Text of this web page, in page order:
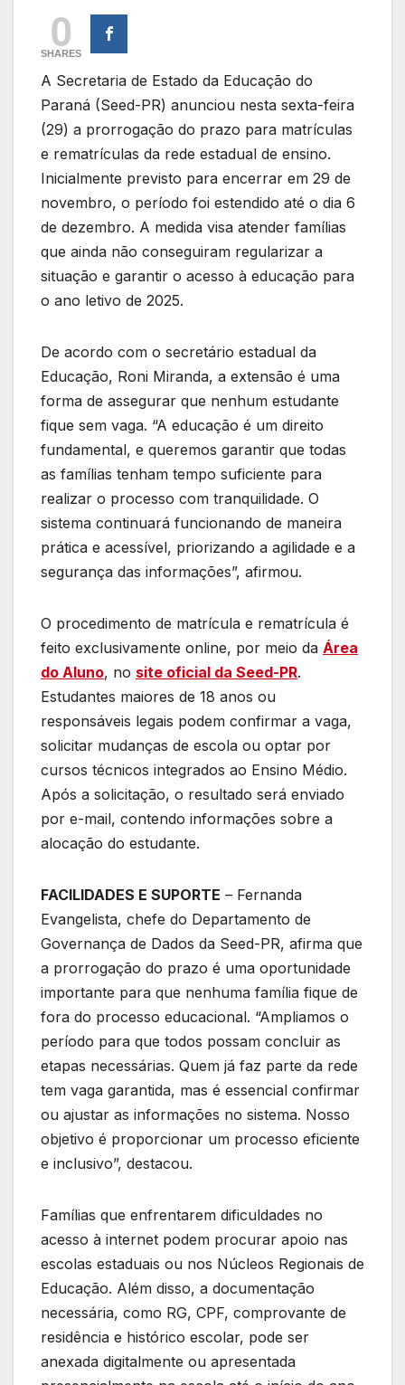
0
SHARES
A Secretaria de Estado da Educação do
Paraná (Seed-PR) anunciou nesta sexta-feira
(29) a prorrogação do prazo para matrículas
e rematrículas da rede estadual de ensino.
Inicialmente previsto para encerrar em 29 de
novembro, o período foi estendido até o dia 6
de dezembro. A medida visa atender famílias
que ainda não conseguiram regularizar a
situação e garantir o acesso à educação para
o ano letivo de 2025.
De acordo com o secretário estadual da
Educação, Roni Miranda, a extensão é uma
forma de assegurar que nenhum estudante
fique sem vaga. “A educação é um direito
fundamental, e queremos garantir que todas
as famílias tenham tempo suficiente para
realizar o processo com tranquilidade. O
sistema continuará funcionando de maneira
prática e acessível, priorizando a agilidade e a
segurança das informações”, afirmou.
O procedimento de matrícula e rematrícula é
feito exclusivamente online, por meio da Área
do Aluno, no site oficial da Seed-PR.
Estudantes maiores de 18 anos ou
responsáveis legais podem confirmar a vaga,
solicitar mudanças de escola ou optar por
cursos técnicos integrados ao Ensino Médio.
Após a solicitação, o resultado será enviado
por e-mail, contendo informações sobre a
alocação do estudante.
FACILIDADES E SUPORTE – Fernanda
Evangelista, chefe do Departamento de
Governança de Dados da Seed-PR, afirma que
a prorrogação do prazo é uma oportunidade
importante para que nenhuma família fique de
fora do processo educacional. “Ampliamos o
período para que todos possam concluir as
etapas necessárias. Quem já faz parte da rede
tem vaga garantida, mas é essencial confirmar
ou ajustar as informações no sistema. Nosso
objetivo é proporcionar um processo eficiente
e inclusivo”, destacou.
Famílias que enfrentarem dificuldades no
acesso à internet podem procurar apoio nas
escolas estaduais ou nos Núcleos Regionais de
Educação. Além disso, a documentação
necessária, como RG, CPF, comprovante de
residência e histórico escolar, pode ser
anexada digitalmente ou apresentada